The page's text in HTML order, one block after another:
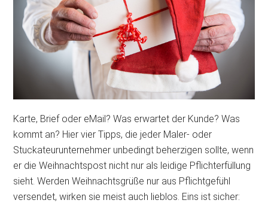
Karte, Brief oder eMail? Was erwartet der Kunde? Was
kommt an? Hier vier Tipps, die jeder Maler- oder
Stuckateurunternehmer unbedingt beherzigen sollte, wenn
er die Weihnachtspost nicht nur als leidige Pflichterfüllung
sieht. Werden Weihnachtsgrüße nur aus Pflichtgefühl
versendet, wirken sie meist auch lieblos. Eins ist sicher: